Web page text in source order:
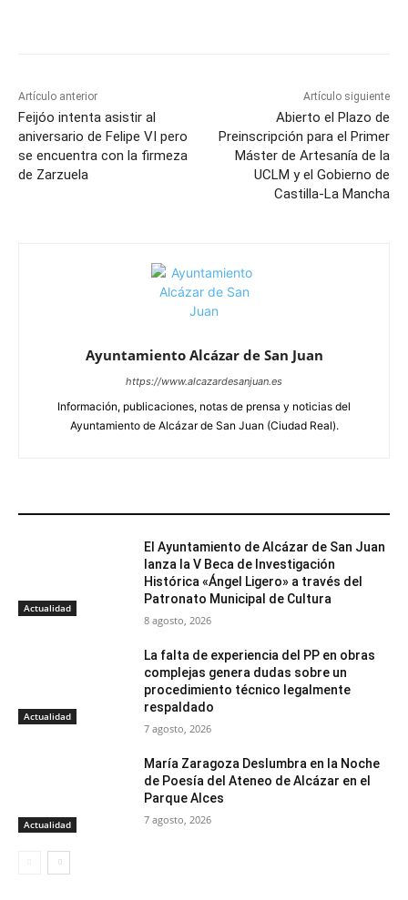
Artículo anterior
Feijóo intenta asistir al
aniversario de Felipe VI pero
se encuentra con la firmeza
de Zarzuela
Artículo siguiente
Abierto el Plazo de
Preinscripción para el Primer
Máster de Artesanía de la
UCLM y el Gobierno de
Castilla-La Mancha
Ayuntamiento Alcázar de San Juan
https://www.alcazardesanjuan.es
Información, publicaciones, notas de prensa y noticias del
Ayuntamiento de Alcázar de San Juan (Ciudad Real).
Actualidad
El Ayuntamiento de Alcázar de San Juan
lanza la V Beca de Investigación
Histórica «Ángel Ligero» a través del
Patronato Municipal de Cultura
8 agosto, 2026
Actualidad
La falta de experiencia del PP en obras
complejas genera dudas sobre un
procedimiento técnico legalmente
respaldado
7 agosto, 2026
Actualidad
María Zaragoza Deslumbra en la Noche
de Poesía del Ateneo de Alcázar en el
Parque Alces
7 agosto, 2026